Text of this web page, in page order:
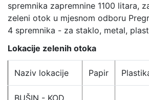
spremnika zapremnine 1100 litara,
zeleni otok u mjesnom odboru
4 spremnika - za staklo, metal,
Lokacije zelenih otoka
Naziv lokacije Papir
BUŠIN - KOD